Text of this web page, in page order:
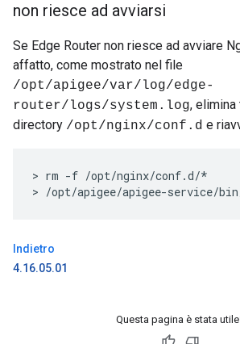
non riesce ad avviarsi
Se Edge Router non riesce ad avviare
affatto, come mostrato nel file
/opt/apigee/var/log/edge-
router/logs/system.log,
directory /opt/nginx/conf.d e
> rm -f /opt/nginx/conf.d/*
> /opt/apigee/apigee-service/
Indietro
4.16.05.01
Questa pagina è stata